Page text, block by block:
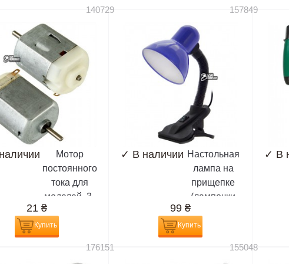
6110n, 6120c,
N79, N82,
140729
Мотор
постоянного
тока для
моделей, 3-
21 ₴
Купить
157849
✓ В наличии Настольная
лампа на
прищепке
(лампочки
99 ₴
Купить
✓ В
176151 155048